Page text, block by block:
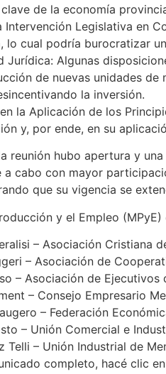
de la economía
Intervención Legislativa en
lo cual podría burocratizar
Jurídica: Algunas
de nuevas unidades de
la inversión.
la Aplicación de los
y, por ende, en su
reunión hubo apertura y
a cabo con mayor
que su vigencia se
y el Empleo
– Asociación Cristiana
– Asociación de
– Asociación de Ejecutivos
– Consejo Empresario
– Federación
– Unión Comercial e
Telli – Unión Industrial de
completo, hacé clic